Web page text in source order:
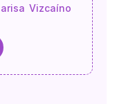
Vizcaíno